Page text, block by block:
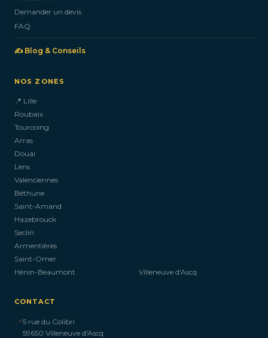
Demander un devis
FAQ
✍️ Blog & Conseils
NOS ZONES
📍 Lille
Roubaix
Tourcoing
Arras
Douai
Lens
Valenciennes
Béthune
Saint-Amand
Hazebrouck
Seclin
Armentières
Saint-Omer
Hénin-Beaumont
Villeneuve d'Ascq
CONTACT
📍5 rue du Colibri
59650 Villeneuve d'Ascq